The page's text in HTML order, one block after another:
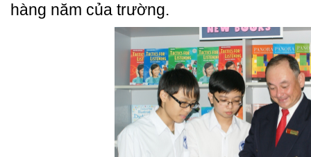
hàng năm của trường.